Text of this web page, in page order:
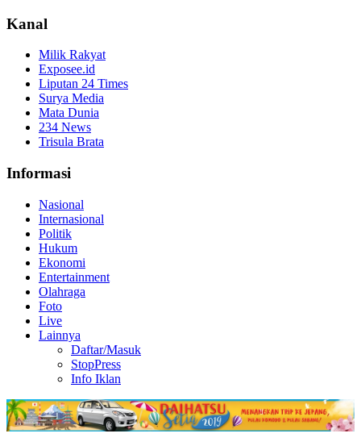
Kanal
Milik Rakyat
Exposee.id
Liputan 24 Times
Surya Media
Mata Dunia
234 News
Trisula Brata
Informasi
Nasional
Internasional
Politik
Hukum
Ekonomi
Entertainment
Olahraga
Foto
Live
Lainnya
Daftar/Masuk
StopPress
Info Iklan